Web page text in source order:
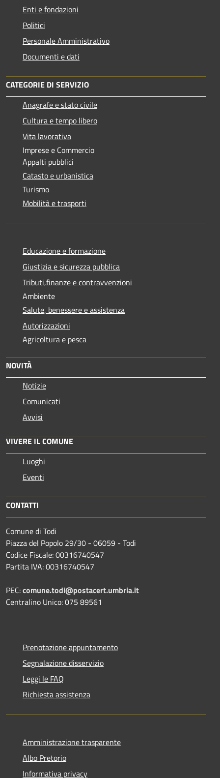
Enti e fondazioni
Politici
Personale Amministrativo
Documenti e dati
CATEGORIE DI SERVIZIO
Anagrafe e stato civile
Cultura e tempo libero
Vita lavorativa
Imprese e Commercio
Appalti pubblici
Catasto e urbanistica
Turismo
Mobilità e trasporti
Educazione e formazione
Giustizia e sicurezza pubblica
Tributi,finanze e contravvenzioni
Ambiente
Salute, benessere e assistenza
Autorizzazioni
Agricoltura e pesca
NOVITÀ
Notizie
Comunicati
Avvisi
VIVERE IL COMUNE
Luoghi
Eventi
CONTATTI
Comune di Todi
Piazza del Popolo 29/30 - 06059 - Todi
Codice Fiscale: 00316740547
Partita IVA: 00316740547
PEC:comune.todi@postacert.umbria.it
Centralino Unico: 075 89561
Prenotazione appuntamento
Segnalazione disservizio
Leggi le FAQ
Richiesta assistenza
Amministrazione trasparente
Albo Pretorio
Informativa privacy